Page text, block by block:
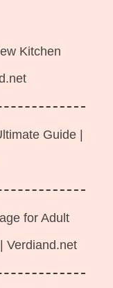
Kitchen
Guide |
for Adult
Verdiand.net